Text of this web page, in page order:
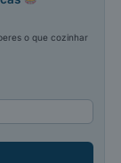
o que cozinhar